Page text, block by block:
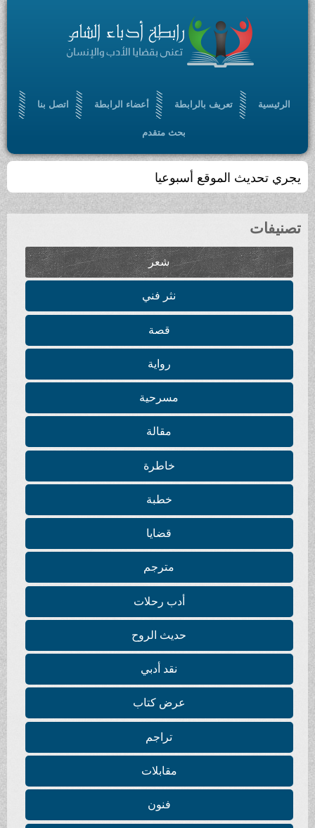
الرئيسية تعريف بالرابطة أعضاء الرابطة اتصل بنا
بحث متقدم
يجري تحديث الموقع أسبوعيا
تصنيفات
شعر
نثر فني
قصة
رواية
مسرحية
مقالة
خاطرة
خطبة
قضايا
مترجم
أدب رحلات
حديث الروح
نقد أدبي
عرض كتاب
تراجم
مقابلات
فنون